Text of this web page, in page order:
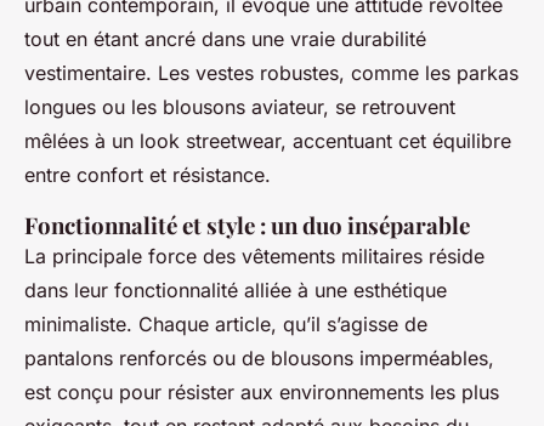
urbain contemporain, il évoque une attitude révoltée
tout en étant ancré dans une vraie durabilité
vestimentaire. Les vestes robustes, comme les parkas
longues ou les blousons aviateur, se retrouvent
mêlées à un look streetwear, accentuant cet équilibre
entre confort et résistance.
Fonctionnalité et style : un duo inséparable
La principale force des vêtements militaires réside
dans leur fonctionnalité alliée à une esthétique
minimaliste. Chaque article, qu’il s’agisse de
pantalons renforcés ou de blousons imperméables,
est conçu pour résister aux environnements les plus